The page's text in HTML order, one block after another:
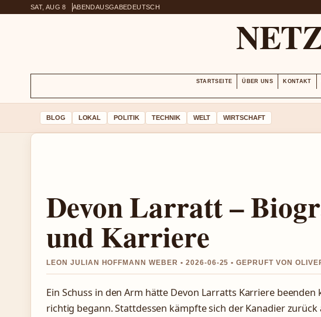
SAT, AUG 8 ABENDAUSGABEDEUTSCH
STARTSEITE ÜBER UNS KONTAKT
BLOG LOKAL POLITIK TECHNIK WELT WIRTSCHAFT
Devon Larratt –
und Karriere
LEON JULIAN HOFFMANN WEBER • 2026-06-25 • GEPRUFT VON
Ein Schuss in den Arm hätte Devon Larratts Karriere beenden
richtig begann. Stattdessen kämpfte sich der Kanadier zurück